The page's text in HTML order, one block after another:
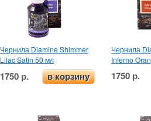
Чернила Diamine Shimmer
Lilac Satin 50 мл
1750 р. в корзину
Чернила
Inferno
1750 р.